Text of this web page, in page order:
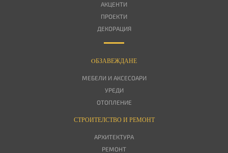
АКЦЕНТИ
ПРОЕКТИ
ДЕКОРАЦИЯ
OБЗАВЕЖДАНЕ
МЕБЕЛИ И АКСЕСОАРИ
УРЕДИ
ОТОПЛЕНИЕ
СТРОИТЕЛСТВО И РЕМОНТ
АРХИТЕКТУРА
РЕМОНТ